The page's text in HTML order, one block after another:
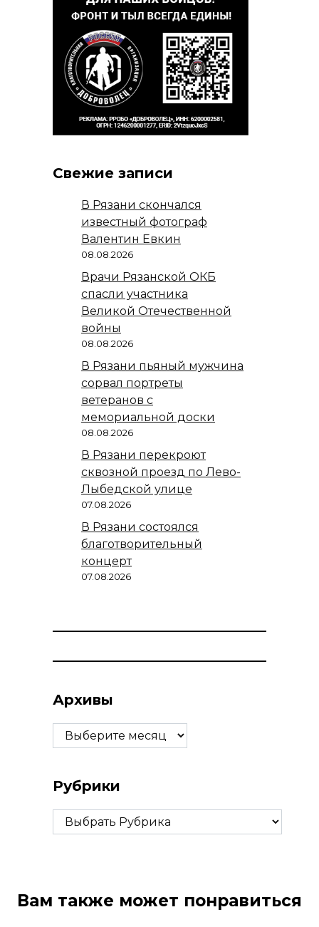
Свежие записи
В Рязани скончался
известный фотограф
Валентин Евкин
08.08.2026
Врачи Рязанской ОКБ
спасли участника
Великой Отечественной
войны
08.08.2026
В Рязани пьяный мужчина
сорвал портреты
ветеранов с
мемориальной доски
08.08.2026
В Рязани перекроют
сквозной проезд по Лево-
Лыбедской улице
07.08.2026
В Рязани состоялся
благотворительный
концерт
07.08.2026
Архивы
Архивы
Рубрики
Рубрики
Вам также может понравиться